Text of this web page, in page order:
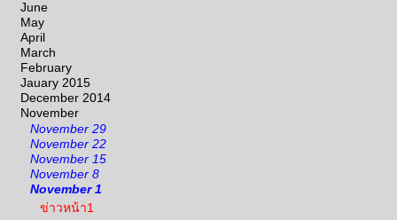
June
May
April
March
February
Jauary 2015
December 2014
November
November 29
November 22
November 15
November 8
November 1
ข่าวหน้า1